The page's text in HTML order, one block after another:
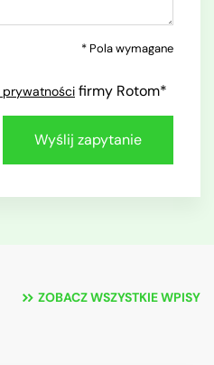
* Pola wymagane
firmy Rotom*
ZOBACZ WSZYSTKIE WPISY